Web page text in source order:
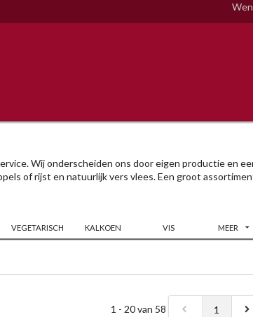
Wij onderscheiden ons door eigen productie en
of rijst en natuurlijk vers vlees. Een groot
VEGETARISCH KALKOEN VIS MEER
1 - 20 van 58 1